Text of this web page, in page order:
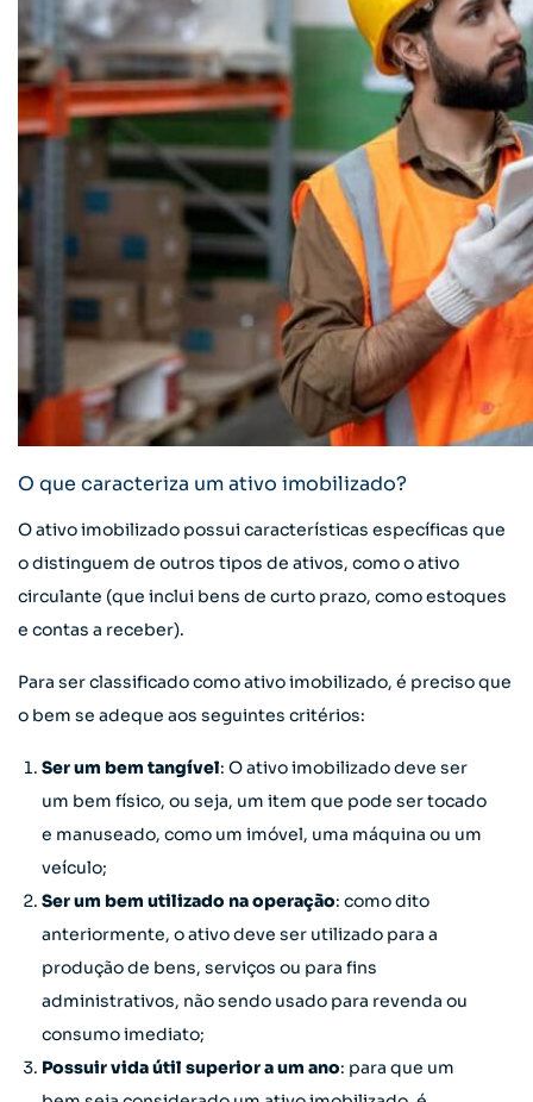
O que caracteriza um ativo imobilizado?
O ativo imobilizado possui características específicas que
o distinguem de outros tipos de ativos, como o ativo
circulante (que inclui bens de curto prazo, como estoques
e contas a receber).
Para ser classificado como ativo imobilizado, é preciso que
o bem se adeque aos seguintes critérios:
Ser um bem tangível: O ativo imobilizado deve ser
um bem físico, ou seja, um item que pode ser tocado
e manuseado, como um imóvel, uma máquina ou um
veículo;
Ser um bem utilizado na operação: como dito
anteriormente, o ativo deve ser utilizado para a
produção de bens, serviços ou para fins
administrativos, não sendo usado para revenda ou
consumo imediato;
Possuir vida útil superior a um ano: para que um